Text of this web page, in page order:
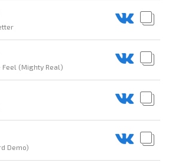
Feel (Mighty Real)
Demo)